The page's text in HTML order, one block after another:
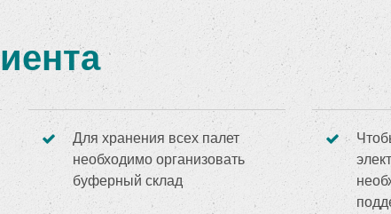
Для хранения всех палет
необходимо организовать
буферный склад